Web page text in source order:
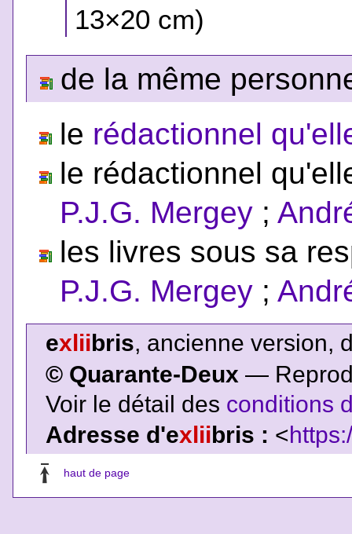
13×20 cm)
de la même
le rédactionnel
le rédactionnel
P.J.G. Mergey ;
les livres sous sa
P.J.G. Mergey ;
exlii bris, ancienne version,
© Quarante-Deux —
Voir le détail des conditions
Adresse d'exliibris : <
haut de page